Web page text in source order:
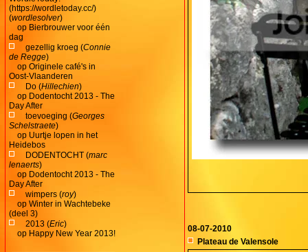
(https://wordletoday.cc/)
(wordlesolver)
op Bierbrouwer voor één
dag
gezellig kroeg (Connie
de Regge)
op Originele café's in
Oost-Vlaanderen
Do (Hillechien)
op Dodentocht 2013 - The
Day After
toevoeging (Georges
Schelstraete)
op Uurtje lopen in het
Heidebos
DODENTOCHT (marc
lenaerts)
op Dodentocht 2013 - The
Day After
wimpers (roy)
op Winter in Wachtebeke
(deel 3)
2013 (Eric)
op Happy New Year 2013!
08-07-2010
Plateau de Valensole